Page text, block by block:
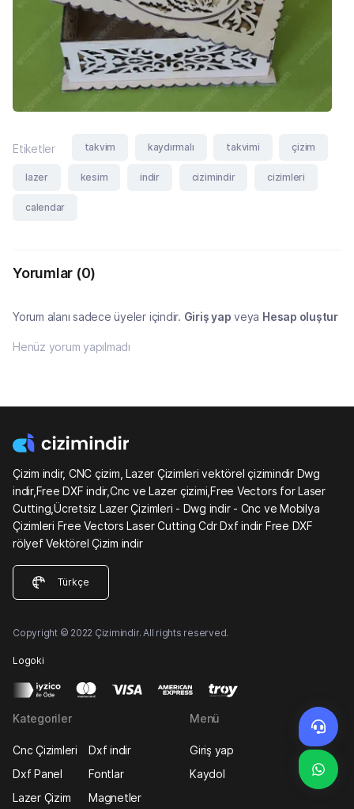
Etiketler takvim kaydırmalı takvimi çizim
lazer kesim indir cizimindir cizimleri
calendar
Yorumlar (0)
Yorum alanı sadece üyeler içindir. Giriş yap veya Hesap oluştur
Henüz yorum yapılmadı
Çizim indir, CNC çizim, Lazer Çizimleri vektörel çizimindir Dwg
indir,Free DXF indir,Cnc ve Lazer çizimi,Free Vectors for Laser
Cutting,Ücretsiz Lazer Çizimleri - Dwg indir - Cnc ve Mobilya
Çizimleri Free Vectors Laser Cutting Cdr Dxf indir Free DXF
rölyef Vektörel Çizim indir
Türkçe
Copyright © 2022 Çizimindir. All rights reserved.
Logoki
Kategoriler
Cnc Çizimleri
Dxf indir
Dxf Panel
Fontlar
Lazer Çizim
Magnetler
Menü
Giriş yap
Kaydol